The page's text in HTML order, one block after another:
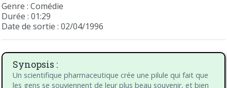
Genre : Comédie
Durée : 01:29
Date de sortie : 02/04/1996
Synopsis :
Un scientifique pharmaceutique crée une pilule qui fait que
les gens se souviennent de leur plus beau souvenir, et bien